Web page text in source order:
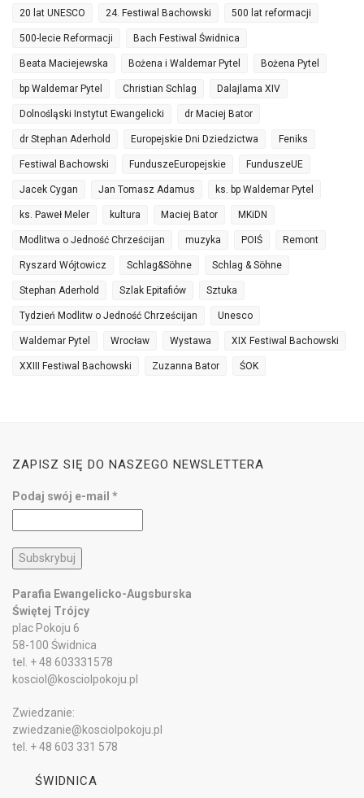
20 lat UNESCO 24. Festiwal Bachowski 500 lat reformacji
500-lecie Reformacji Bach Festiwal Świdnica
Beata Maciejewska Bożena i Waldemar Pytel Bożena Pytel
bp Waldemar Pytel Christian Schlag Dalajlama XIV
Dolnośląski Instytut Ewangelicki dr Maciej Bator
dr Stephan Aderhold Europejskie Dni Dziedzictwa Feniks
Festiwal Bachowski FunduszeEuropejskie FunduszeUE
Jacek Cygan Jan Tomasz Adamus ks. bp Waldemar Pytel
ks. Paweł Meler kultura Maciej Bator MKiDN
Modlitwa o Jedność Chrześcijan muzyka POIŚ Remont
Ryszard Wójtowicz Schlag&Söhne Schlag & Söhne
Stephan Aderhold Szlak Epitafiów Sztuka
Tydzień Modlitw o Jedność Chrześcijan Unesco
Waldemar Pytel Wrocław Wystawa XIX Festiwal Bachowski
XXIII Festiwal Bachowski Zuzanna Bator ŚOK
ZAPISZ SIĘ DO NASZEGO NEWSLETTERA
Podaj swój e-mail *
Parafia Ewangelicko-Augsburska
Świętej Trójcy
plac Pokoju 6
58-100 Świdnica
tel. + 48 603331578
kosciol@kosciolpokoju.pl
Zwiedzanie:
zwiedzanie@kosciolpokoju.pl
tel. + 48 603 331 578
ŚWIDNICA